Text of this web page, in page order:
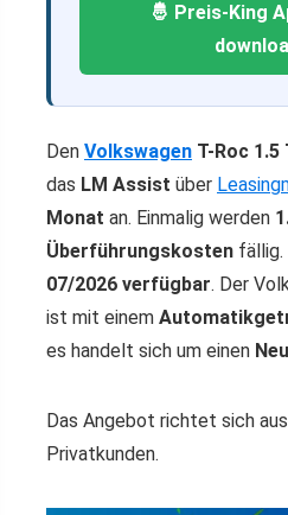
🤴 Preis-King
Den Volkswagen T-Roc 1.5
das LM Assist über
Monat an. Einmalig werden
Überführungskosten fällig.
07/2026 verfügbar. Der
ist mit einem
es handelt sich um einen
Das Angebot richtet sich
Privatkunden.